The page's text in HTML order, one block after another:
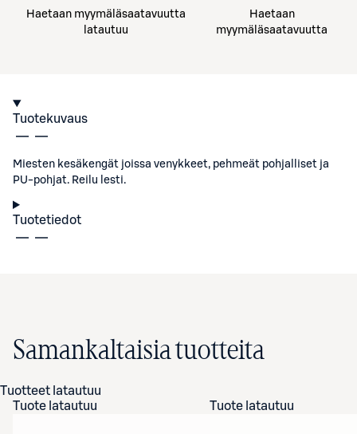
Haetaan myymäläsaatavuutta
latautuu
Haetaan
myymäläsaatavuutta
Tuotekuvaus
Miesten kesäkengät joissa venykkeet, pehmeät pohjalliset ja
PU-pohjat. Reilu lesti.
Tuotetiedot
Samankaltaisia tuotteita
Tuotteet latautuu
Tuote latautuu
Tuote latautuu